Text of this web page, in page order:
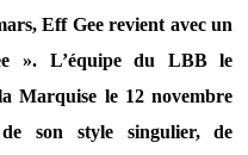
Eff Gee revient avec un
». L’équipe du LBB le
Marquise le 12 novembre
son style singulier, de